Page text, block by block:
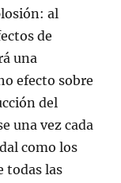
al
de
una
efecto sobre
del
una vez cada
como los
todas las